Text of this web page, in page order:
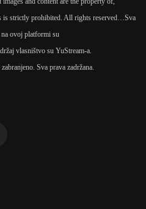
strictly prohibited. All rights reserved… Sva
ovoj platformi su
vlasništvo su YuStream-a.
Sva prava zadržana.